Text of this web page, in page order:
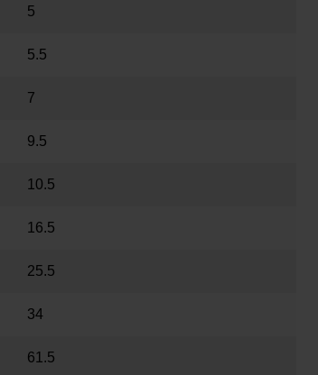
5
5.5
7
9.5
10.5
16.5
25.5
34
61.5